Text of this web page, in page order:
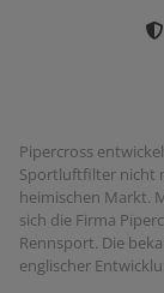
Pipercross
Sportluftfilter nicht
heimischen Markt.
sich die Firma
Rennsport. Die
englischer